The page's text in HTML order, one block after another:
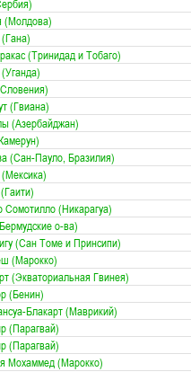
(Молдова)
(Тринидад и Тобаго)
(Гвиана)
(Азербайджан)
(Сан-Пауло, Бразилия)
Сомотилло (Никарагуа)
о-ва)
(Сан Томе и Принсипи)
(Марокко)
(Экваториальная Гвинея)
(Бенин)
Блакарт (Маврикий)
(Парагвай)
(Парагвай)
Мохаммед (Марокко)